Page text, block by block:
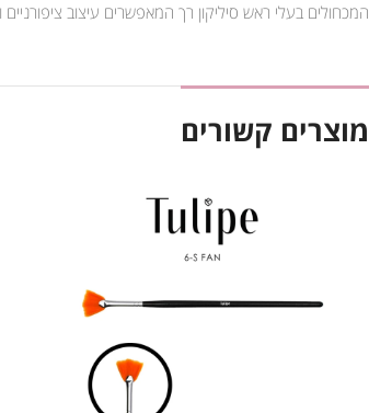
המכחולים בעלי ראש סיליקון רך המאפשרים עיצוב ציפורניים
מוצרים קשורים